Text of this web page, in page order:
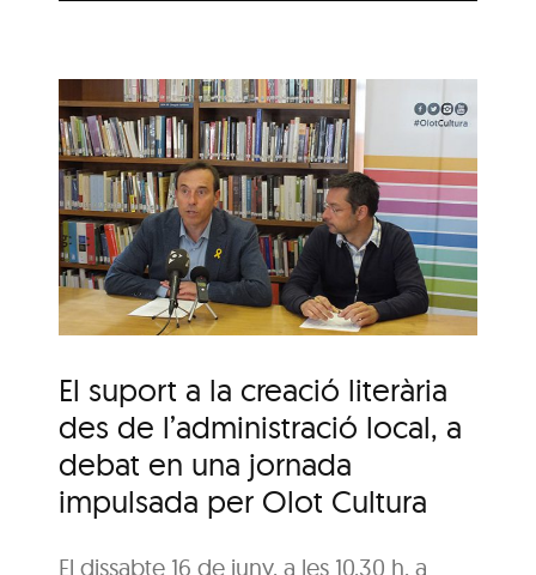
El suport a la creació literària
des de l’administració local, a
debat en una jornada
impulsada per Olot Cultura
El dissabte 16 de juny, a les 10.30 h, a